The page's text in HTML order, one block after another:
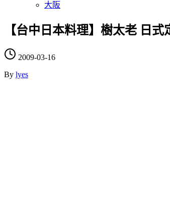
大阪
【台中日本料理】樹太老 日式
2009-03-16
By lyes